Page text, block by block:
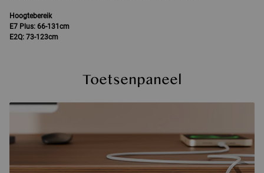
Hoogtebereik
E7 Plus: 66-131cm
E2Q: 73-123cm
Toetsenpaneel